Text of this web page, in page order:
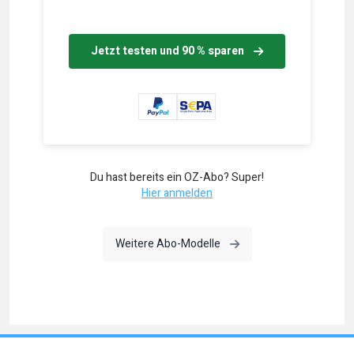
Jetzt testen und 90 % sparen
Du hast bereits ein OZ-Abo? Super!
Hier anmelden
Weitere Abo-Modelle